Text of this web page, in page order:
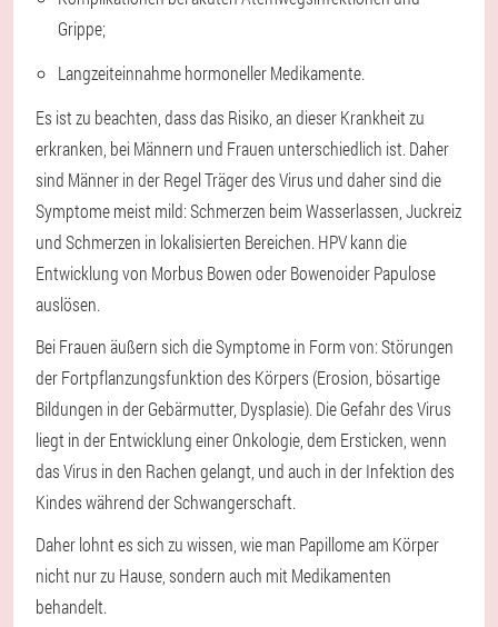
Grippe;
Langzeiteinnahme hormoneller Medikamente.
Es ist zu beachten, dass das Risiko, an dieser Krankheit zu
erkranken, bei Männern und Frauen unterschiedlich ist. Daher
sind Männer in der Regel Träger des Virus und daher sind die
Symptome meist mild: Schmerzen beim Wasserlassen, Juckreiz
und Schmerzen in lokalisierten Bereichen. HPV kann die
Entwicklung von Morbus Bowen oder Bowenoider Papulose
auslösen.
Bei Frauen äußern sich die Symptome in Form von: Störungen
der Fortpflanzungsfunktion des Körpers (Erosion, bösartige
Bildungen in der Gebärmutter, Dysplasie). Die Gefahr des Virus
liegt in der Entwicklung einer Onkologie, dem Ersticken, wenn
das Virus in den Rachen gelangt, und auch in der Infektion des
Kindes während der Schwangerschaft.
Daher lohnt es sich zu wissen, wie man Papillome am Körper
nicht nur zu Hause, sondern auch mit Medikamenten
behandelt.